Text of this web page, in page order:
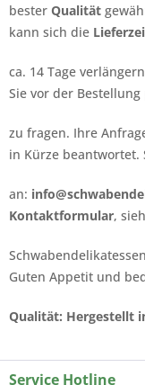
bester Qualität
kann sich die
ca. 14 Tage
Sie vor der
zu fragen. Ihre
in Kürze beantwortet.
an:
Kontaktformular,
Guten Appetit und
Qualität: Hergestellt
Service Hotline